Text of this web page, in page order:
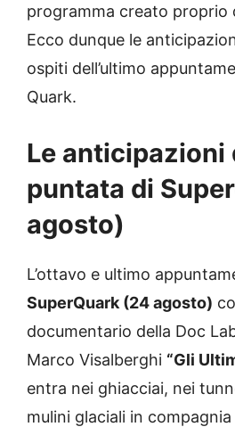
programma creato proprio
Ecco dunque le
ospiti dell’ultimo
Quark.
Le anticipazioni
puntata di
agosto)
L’ottavo e ultimo
SuperQuark (24 agosto)
documentario della Doc
Marco Visalberghi “Gli
entra nei ghiacciai, nei
mulini glaciali in